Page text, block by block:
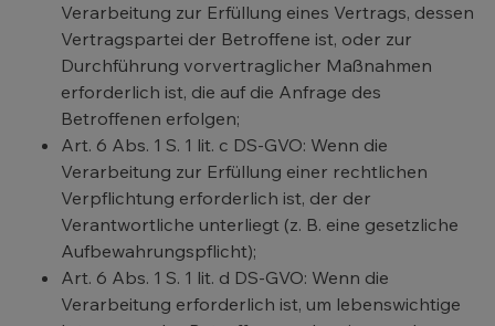
Verarbeitung zur Erfüllung eines Vertrags, dessen
Vertragspartei der Betroffene ist, oder zur
Durchführung vorvertraglicher Maßnahmen
erforderlich ist, die auf die Anfrage des
Betroffenen erfolgen;
Art. 6 Abs. 1 S. 1 lit. c DS-GVO: Wenn die
Verarbeitung zur Erfüllung einer rechtlichen
Verpflichtung erforderlich ist, der der
Verantwortliche unterliegt (z. B. eine gesetzliche
Aufbewahrungspflicht);
Art. 6 Abs. 1 S. 1 lit. d DS-GVO: Wenn die
Verarbeitung erforderlich ist, um lebenswichtige